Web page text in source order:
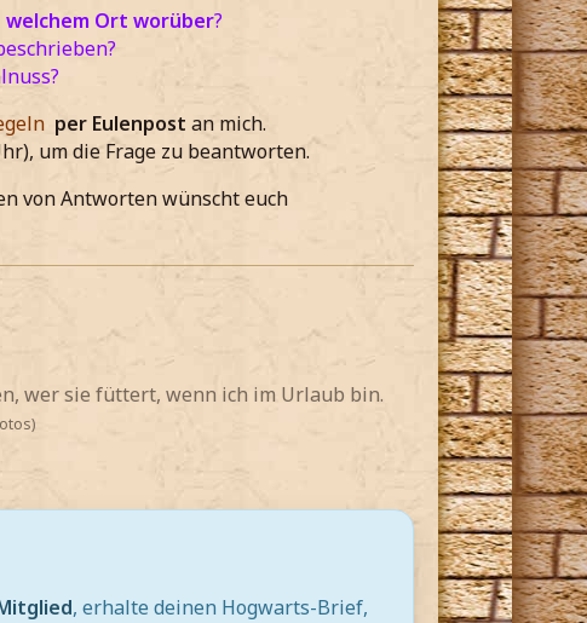
welchem Ort worüber?
per Eulenpost an mich.
um die Frage zu beantworten.
von Antworten wünscht euch
wer sie füttert, wenn ich im Urlaub bin.
, erhalte deinen Hogwarts-Brief,